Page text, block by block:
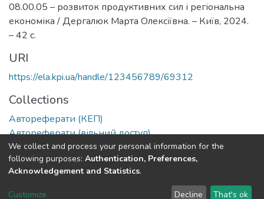
08.00.05 – розвиток продуктивних сил і регіональна
економіка / Дергалюк Марта Олексіївна. – Київ, 2024.
– 42 с.
URI
https://ela.kpi.ua/handle/123456789/69312
Collections
Автореферати (КЕП)
Автореферати (вільний доступ)
Full item page
DSpace software copyright © 2002-2026 LYRASIS
We collect and process your personal information for the
following purposes: Authentication, Preferences,
Acknowledgement and Statistics.
Customize Decline That's ok